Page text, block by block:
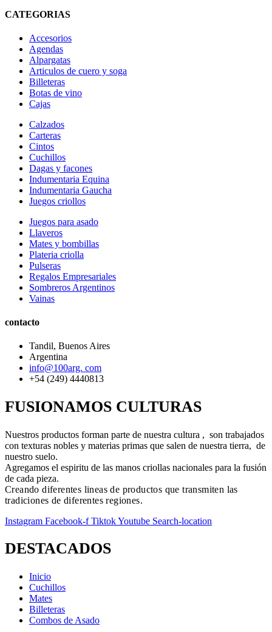
CATEGORIAS
Accesorios
Agendas
Alpargatas
Articulos de cuero y soga
Billeteras
Botas de vino
Cajas
Calzados
Carteras
Cintos
Cuchillos
Dagas y facones
Indumentaria Equina
Indumentaria Gaucha
Juegos criollos
Juegos para asado
Llaveros
Mates y bombillas
Plateria criolla
Pulseras
Regalos Empresariales
Sombreros Argentinos
Vainas
contacto
Tandil, Buenos Aires
Argentina
info@100arg. com
+54 (249) 4440813
FUSIONAMOS CULTURAS
Nuestros productos forman parte de nuestra cultura , son trabajados
con texturas nobles y materias primas que salen de nuestra tierra, de
nuestro suelo.
Agregamos el espiritu de las manos criollas nacionales para la fusión
de cada pieza.
Creando diferentes lineas de productos que transmiten las
tradiciones de diferentes regiones.
Instagram Facebook-f TiktokYoutube Search-location
DESTACADOS
Inicio
Cuchillos
Mates
Billeteras
Combos de Asado